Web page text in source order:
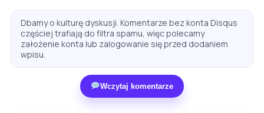
Dbamy o kulturę dyskusji. Komentarze bez konta Disqus
częściej trafiają do filtra spamu, więc polecamy
założenie konta lub zalogowanie się przed dodaniem
wpisu.
Wczytaj komentarze